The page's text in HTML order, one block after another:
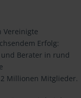
Vereinigte
Erfolg:
Berater in rund
Millionen Mitglieder.